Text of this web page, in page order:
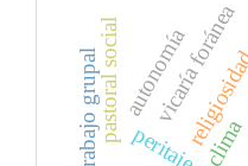
vicaría foránea
pastoral social
trabajo grupal autonomía
clima